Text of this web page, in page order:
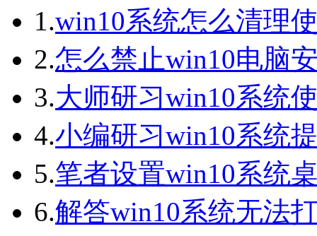
1.win10系统怎么清理
2.怎么禁止win10电脑
3.大师研习win10系统
4.小编研习win10系统
5.笔者设置win10系统
6.解答win10系统无法